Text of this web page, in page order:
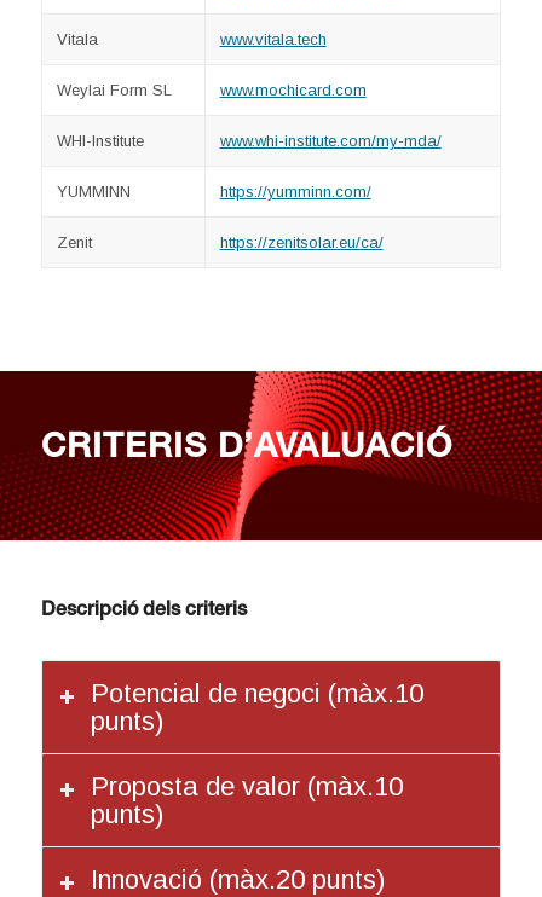
Vitala www.vitala.tech
Weylai Form SL www.mochicard.com
WHI-Institute www.whi-institute.com/my-mda/
YUMMINN https://yumminn.com/
Zenit https://zenitsolar.eu/ca/
CRITERIS D’AVALUACIÓ
Descripció dels criteris
Potencial de negoci (màx.10
punts)
Proposta de valor (màx.10
punts)
Innovació (màx.20 punts)